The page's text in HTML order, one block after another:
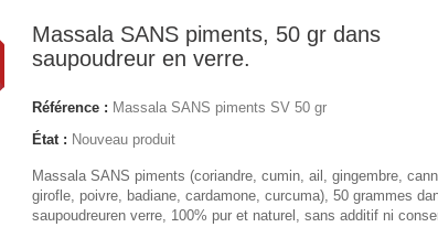
Massala SANS piments, 50 gr dans
saupoudreur en verre.
Référence : Massala SANS piments SV 50 gr
État : Nouveau produit
Massala SANS piments (coriandre, cumin, ail, gingembre,
girofle, poivre, badiane, cardamone, curcuma), 50 grammes
saupoudreuren verre, 100% pur et naturel, sans additif ni